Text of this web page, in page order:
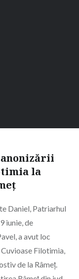
la
Daniel, Patriarhul
iunie, de
a avut loc
Filotimia,
de la Râmeț.